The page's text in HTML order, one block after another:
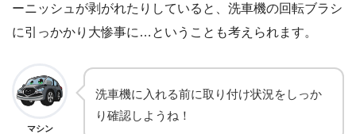
ーニッシュが剥がれたりしていると、洗車機の回転ブラシ
に引っかかり大惨事に…ということも考えられます。
マシン
洗車機に入れる前に取り付け状況をしっか
り確認しようね！